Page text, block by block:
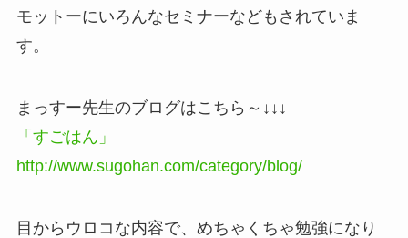
モットーにいろんなセミナーなどもされていま
す。
まっすー先生のブログはこちら～↓↓↓
「すごはん」
http://www.sugohan.com/category/blog/
目からウロコな内容で、めちゃくちゃ勉強になり